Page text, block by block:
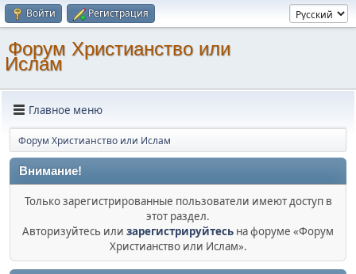
Войти Регистрация
Форум Христианство или
Ислам
Главное меню
Форум Христианство или Ислам
Внимание!
Только зарегистрированные пользователи имеют доступ в
этот раздел.
Авторизуйтесь или зарегистрируйтесь на форуме «Форум
Христианство или Ислам».